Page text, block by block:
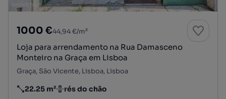
1000 €44,94 €/m²
Loja para arrendamento na Rua Damasceno
Monteiro na Graça em Lisboa
Graça, São Vicente, Lisboa, Lisboa
Preço por metro quadrado
22.25 m²
Andar rés do chão